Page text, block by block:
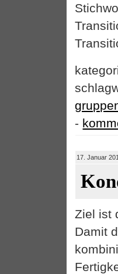
-
17. Januar
Ziel ist
Damit